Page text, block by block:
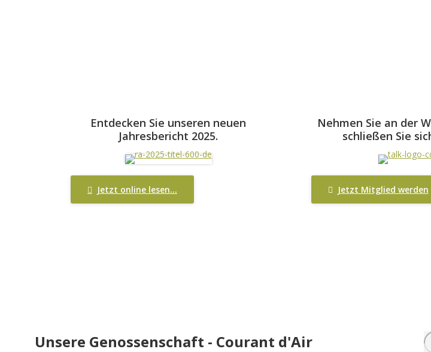
Entdecken Sie unseren neuen
Jahresbericht 2025.
Jetzt online lesen…
Nehmen Sie an der
schließen Sie
Jetzt Mitglied werden
Unsere Genossenschaft - Courant d'Air